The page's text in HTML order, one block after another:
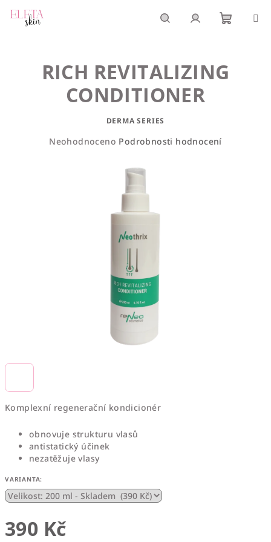
obsah
košík
Komplexní regenerační kondicionér
obnovuje strukturu vlasů
antistatický účinek
nezatěžuje vlasy
VARIANTA:
390 Kč
RICH REVITALIZING
CONDITIONER
DERMA SERIES
Průměrné
Neohodnoceno Podrobnosti hodnocení